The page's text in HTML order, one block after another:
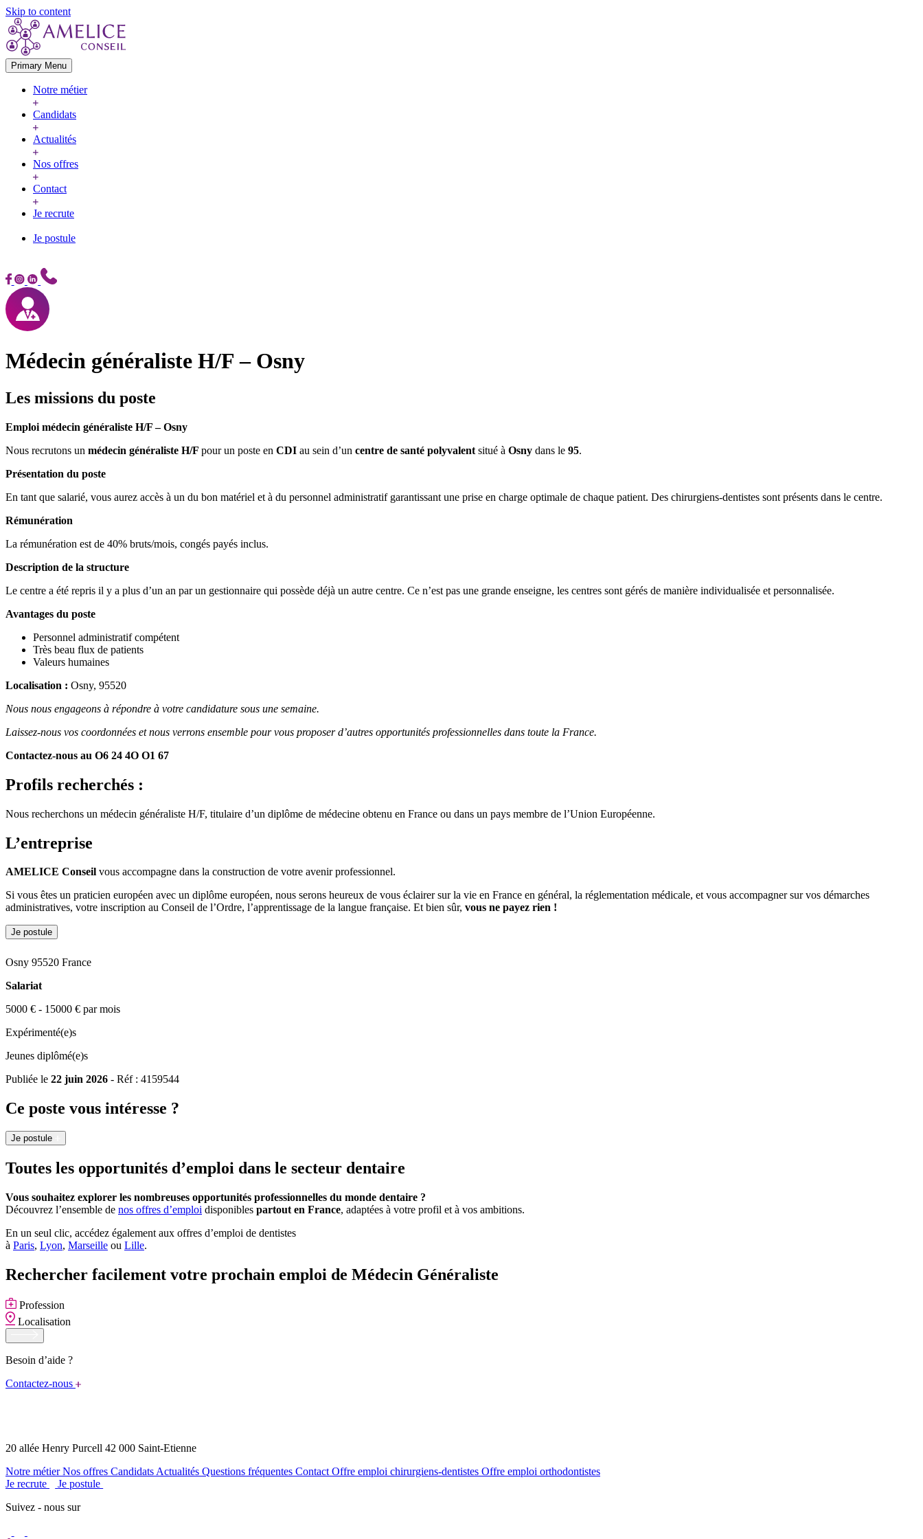
Skip to content
Primary Menu
Notre métier
Candidats
Actualités
Nos offres
Contact
Je recrute
Je postule
Médecin généraliste H/F – Osny
Les missions du poste
Emploi médecin généraliste H/F – Osny
Nous recrutons un médecin généraliste H/F pour un poste en CDI au sein d’un centre de santé polyvalent situé à Osny dans le 95.
Présentation du poste
En tant que salarié, vous aurez accès à un du bon matériel et à du personnel administratif garantissant une prise en charge optimale de chaque patient. Des chirurgiens-dentistes sont présents dans le centre.
Rémunération
La rémunération est de 40% bruts/mois, congés payés inclus.
Description de la structure
Le centre a été repris il y a plus d’un an par un gestionnaire qui possède déjà un autre centre. Ce n’est pas une grande enseigne, les centres sont gérés de manière individualisée et personnalisée.
Avantages du poste
Personnel administratif compétent
Très beau flux de patients
Valeurs humaines
Localisation : Osny, 95520
Nous nous engageons à répondre à votre candidature sous une semaine.
Laissez-nous vos coordonnées et nous verrons ensemble pour vous proposer d’autres opportunités professionnelles dans toute la France.
Contactez-nous au O6 24 4O O1 67
Profils recherchés :
Nous recherchons un médecin généraliste H/F, titulaire d’un diplôme de médecine obtenu en France ou dans un pays membre de l’Union Européenne.
L’entreprise
AMELICE Conseil vous accompagne dans la construction de votre avenir professionnel.
Si vous êtes un praticien européen avec un diplôme européen, nous serons heureux de vous éclairer sur la vie en France en général, la réglementation médicale, et vous accompagner sur vos démarches
administratives, votre inscription au Conseil de l’Ordre, l’apprentissage de la langue française. Et bien sûr, vous ne payez rien !
Je postule
Osny 95520 France
Salariat
5000 € - 15000 € par mois
Expérimenté(e)s
Jeunes diplômé(e)s
Publiée le 22 juin 2026 - Réf : 4159544
Ce poste vous intéresse ?
Je postule
Toutes les opportunités d’emploi dans le secteur dentaire
Vous souhaitez explorer les nombreuses opportunités professionnelles du monde dentaire ?
Découvrez l’ensemble de nos offres d’emploi disponibles partout en France, adaptées à votre profil et à vos ambitions.
En un seul clic, accédez également aux offres d’emploi de dentistes
à Paris, Lyon, Marseille ou Lille.
Rechercher facilement votre prochain emploi de Médecin Généraliste
Profession
Localisation
Besoin d’aide ?
Contactez-nous
20 allée Henry Purcell 42 000 Saint-Etienne
Notre métierNos offres Candidats Actualités Questions fréquentes Contact Offre emploi chirurgiens-dentistes Offre emploi orthodontistes
Je recrute
Je postule
Suivez - nous sur